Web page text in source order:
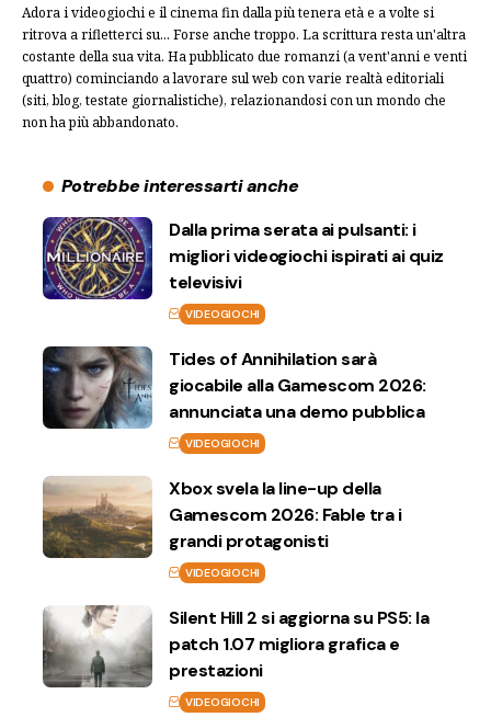
Adora i videogiochi e il cinema fin dalla più tenera età e a volte si
ritrova a rifletterci su... Forse anche troppo. La scrittura resta un'altra
costante della sua vita. Ha pubblicato due romanzi (a vent'anni e venti
quattro) cominciando a lavorare sul web con varie realtà editoriali
(siti, blog, testate giornalistiche), relazionandosi con un mondo che
non ha più abbandonato.
Potrebbe interessarti anche
Dalla prima serata ai pulsanti: i
migliori videogiochi ispirati ai quiz
televisivi
VIDEOGIOCHI
Tides of Annihilation sarà
giocabile alla Gamescom 2026:
annunciata una demo pubblica
VIDEOGIOCHI
Xbox svela la line-up della
Gamescom 2026: Fable tra i
grandi protagonisti
VIDEOGIOCHI
Silent Hill 2 si aggiorna su PS5: la
patch 1.07 migliora grafica e
prestazioni
VIDEOGIOCHI